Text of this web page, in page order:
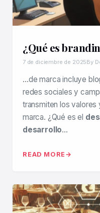
¿Qué es
7 de diciembre de 2025By
…de marca incluye
redes sociales y
transmiten los valores
marca. ¿Qué es el
desarrollo…
READ MORE